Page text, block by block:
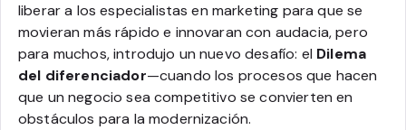
liberar a los especialistas en marketing para que se
movieran más rápido e innovaran con audacia, pero
para muchos, introdujo un nuevo desafío: el Dilema
del diferenciador—cuando los procesos que hacen
que un negocio sea competitivo se convierten en
obstáculos para la modernización.